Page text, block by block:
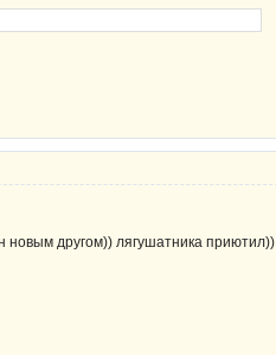
другом)) лягушатника приютил))